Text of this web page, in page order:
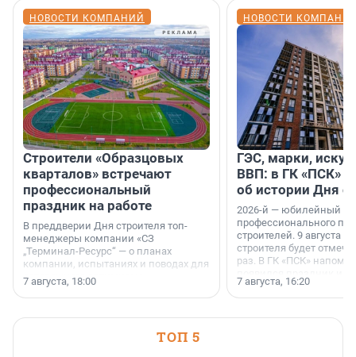
НОВОСТИ КОМПАНИЙ
Строители «Образцовых
кварталов» встречают
профессиональный
праздник на работе
В преддверии Дня строителя топ-
менеджеры компании «СЗ
„Терминал-Ресурс“ — о планах
компании, испытаниях и поводах для
осторожного оптимизма.
7 августа, 18:00
НОВОСТИ
ГЭС, марки,
ВВП: в ГК «ПСК»
об истории Дня
2026-й — юбилейный
профессионального
строителей. 9 августа
строителя будет
раз. В ГК «ПСК»
поменялась роль
7 августа, 16:20
ТОП 5